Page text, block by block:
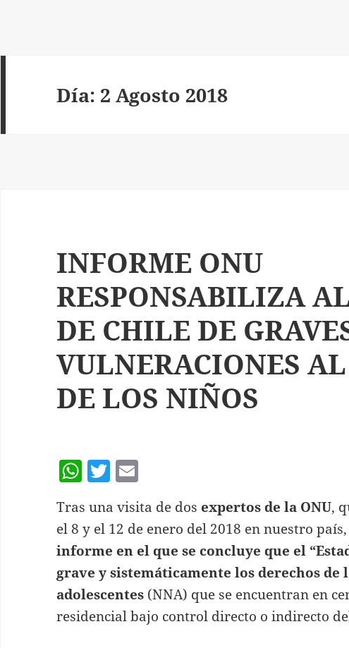
Día: 2 Agosto 2018
INFORME ONU
RESPONSABILIZA
DE CHILE DE
VULNERACIONES
DE LOS NIÑOS
W
at
s
A
p
p
T
w
itt
er
ai
l
Tras una visita de dos expertos de la ONU,
el 8 y el 12 de enero del 2018 en nuestro país,
informe en el que se concluye que el
grave y sistemáticamente los derechos de
adolescentes (NNA) que se encuentran en
residencial bajo control directo o indirecto